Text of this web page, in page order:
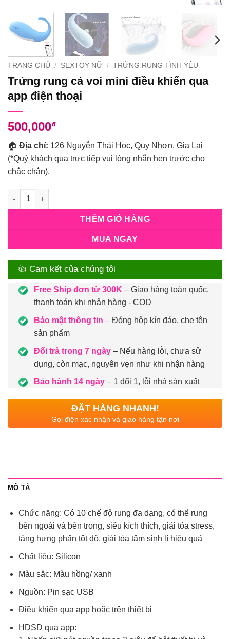
TRANG CHỦ / SEXTOY NỮ / TRỨNG RUNG TÌNH YÊU
Trứng rung cá voi mini điều khiển qua
app điện thoại
500,000₫
🏠 Địa chỉ: 126 Nguyễn Thái Học, Quy Nhơn, Gia Lai
(*Quý khách qua trực tiếp vui lòng nhắn hẹn trước cho
chắc chắn).
Số lượng
THÊM GIỎ HÀNG
MUA NGAY
👍 Cam kết của chúng tôi
Free Ship đơn từ 300K – Giao hàng toàn quốc,
thanh toán khi nhận hàng - COD
Bảo mật thông tin – Đóng hộp kín đáo, che tên
sản phẩm
Đổi trả trong 7 ngày– Nếu hàng lỗi, chưa sử
dụng, còn mạc, nguyên vẹn như khi nhận hàng
Bảo hành 14 ngày– 1 đổi 1, lỗi nhà sản xuất
ĐẶT HÀNG NHANH!
Gọi điện xác nhận và giao hàng tận nơi
MÔ TẢ
Chức năng: Có 10 chế độ rung đa dạng, có thể rung
bên ngoài và bên trong, siêu kích thích, giải tỏa stress,
tăng hưng phấn tột độ, giải tỏa tâm sinh lí hiệu quả
Chất liệu: Silicon
Màu sắc: Màu hồng/ xanh
Nguồn: Pin sạc USB
Điều khiển qua app hoặc trên thiết bị
HDSD qua app: